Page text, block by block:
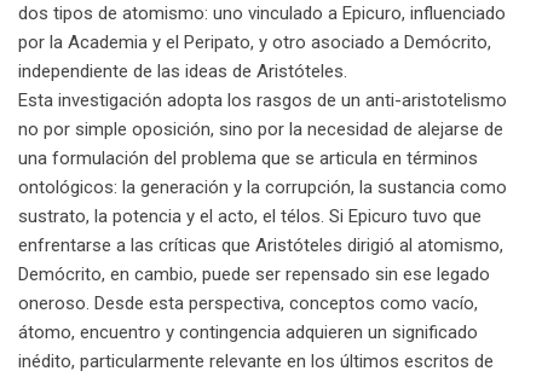
dos tipos de atomismo: uno vinculado a Epicuro, influenciado
por la Academia y el Peripato, y otro asociado a Demócrito,
independiente de las ideas de Aristóteles.
Esta investigación adopta los rasgos de un anti-aristotelismo
no por simple oposición, sino por la necesidad de alejarse de
una formulación del problema que se articula en términos
ontológicos: la generación y la corrupción, la sustancia como
sustrato, la potencia y el acto, el télos. Si Epicuro tuvo que
enfrentarse a las críticas que Aristóteles dirigió al atomismo,
Demócrito, en cambio, puede ser repensado sin ese legado
oneroso. Desde esta perspectiva, conceptos como vacío,
átomo, encuentro y contingencia adquieren un significado
inédito, particularmente relevante en los últimos escritos de